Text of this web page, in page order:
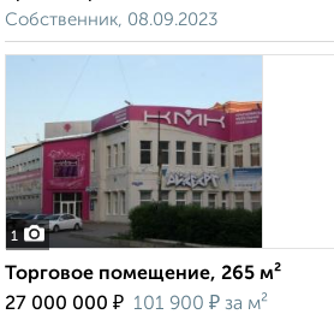
Собственник, 08.09.2023
1
Торговое помещение, 265 м²
27 000 000 ₽ 101 900 ₽ за м²